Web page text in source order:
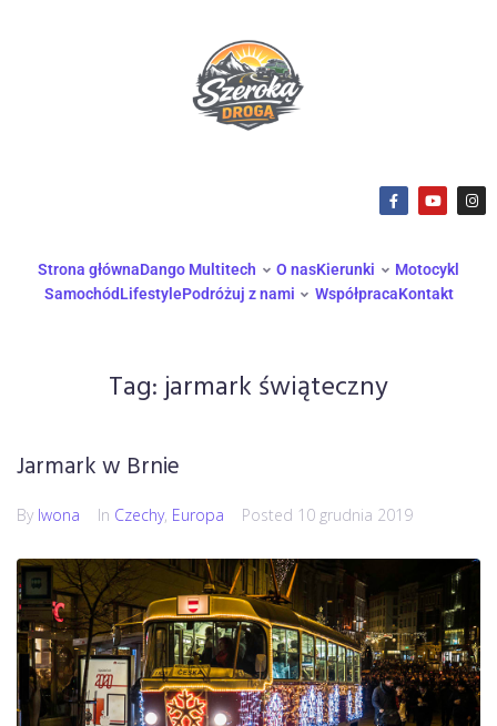
Strona głównaDango Multitech O nasKierunki
Motocykl
SamochódLifestylePodróżuj z nami WspółpracaKontakt
Tag:jarmark świąteczny
Jarmark w Brnie
By Iwona In Czechy, Europa Posted 10 grudnia 2019